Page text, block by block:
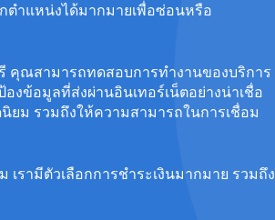
ตำแหน่งได้มากมายเพื่อซ่อนหรือ
คุณสามารถทดสอบการทำงานของบริการ
องข้อมูลที่ส่งผ่านอินเทอร์เน็ตอย่างน่าเชื่อ
ยม รวมถึงให้ความสามารถในการเชื่อม
รามีตัวเลือกการชำระเงินมากมาย รวมถึง